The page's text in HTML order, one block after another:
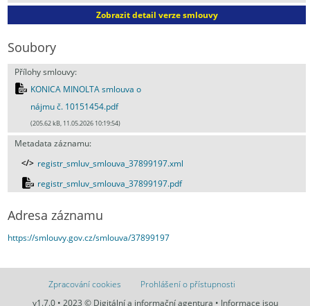
Zobrazit detail verze smlouvy
Soubory
Přílohy smlouvy:
KONICA MINOLTA smlouva o
nájmu č. 10151454.pdf
(205.62 kB, 11.05.2026 10:19:54)
Metadata záznamu:
registr_smluv_smlouva_37899197.xml
registr_smluv_smlouva_37899197.pdf
Adresa záznamu
https://smlouvy.gov.cz/smlouva/37899197
Zpracování cookies
Prohlášení o přístupnosti
v1.7.0 • 2023 © Digitální a informační agentura • Informace jsou